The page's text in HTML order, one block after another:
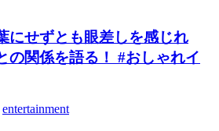
にせずとも眼差しを感じれ
の関係を語る！ #おしゃれイ
entertainment